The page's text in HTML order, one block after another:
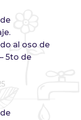
al oso de
5to de